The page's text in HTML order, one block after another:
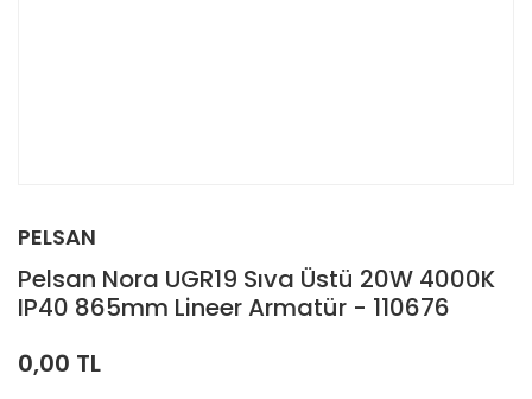
PELSAN
Pelsan Nora UGR19 Sıva Üstü 20W 4000K
IP40 865mm Lineer Armatür - 110676
0,00 TL